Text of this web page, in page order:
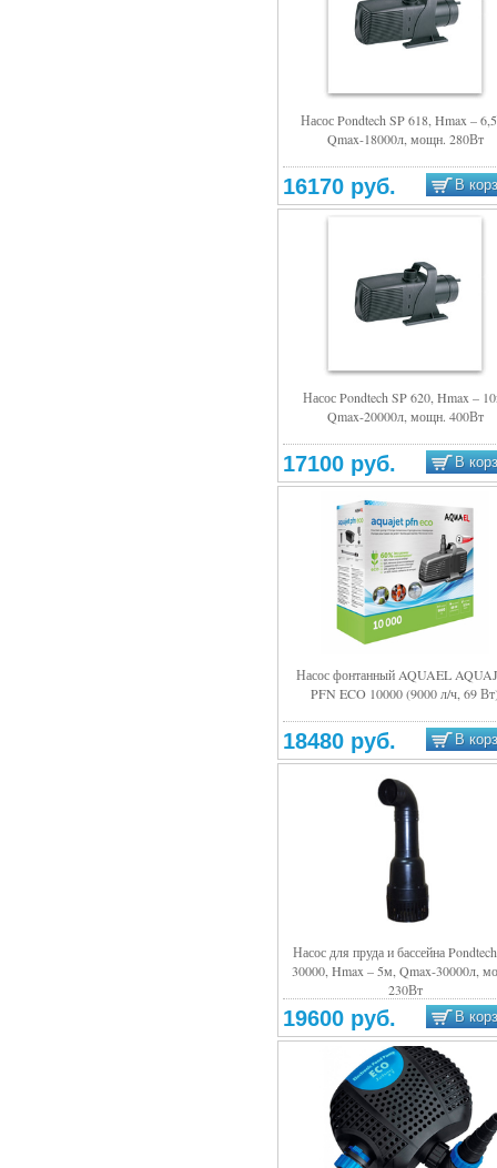
Насос Pondtech SP 618, Hmax –
Qmax-18000л, мощн. 280Вт
16170 руб. В
Насос Pondtech SP 620, Hmax –
Qmax-20000л, мощн. 400Вт
17100 руб. В
Подробнее
Насос фонтанный AQUAEL
PFN ECO 10000 (9000 л/ч, 69
18480 руб. В
Подробнее
Насос для пруда и бассейна
30000, Hmax – 5м, Qmax-30000л,
230Вт
19600 руб. В